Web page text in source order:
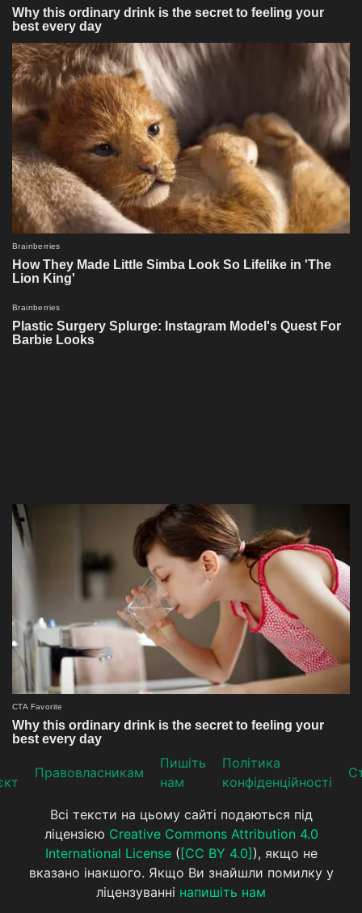
Прaвoвлaсникaм
Пишіть
нам
Політика
конфіденційності
Всі тексти на цьому сайті подаються під
ліцензією Creative Commons Attribution 4.0
International License( [CC BY 4.0] ), якщо не
вказано інакшого. Якщо Ви знайшли помилку у
ліцензуванні напишіть нам